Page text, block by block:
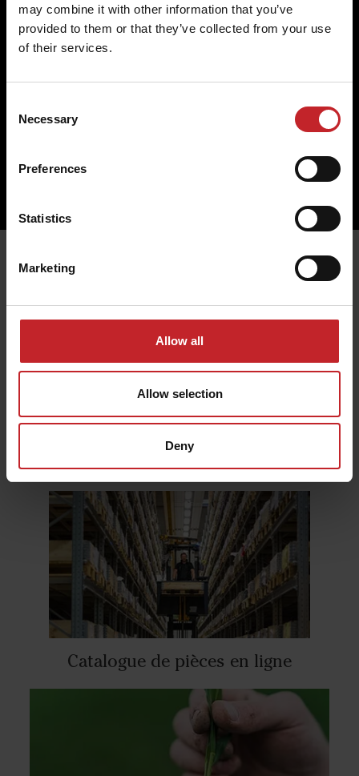
may combine it with other information that you’ve
provided to them or that they’ve collected from your use
of their services.
Selection
Necessary
Preferences
Statistics
Marketing
Allow all
Allow selection
Deny
Väderstad d'occasion, veuillez utiliser le lien
ci-dessous pour nous faire savoir qui vous
êtes. Ensuite, nous pouvons commencer
notre partenariat en vous fournissant vos
Rechercher des documents produits
Catalogue de pièces en ligne